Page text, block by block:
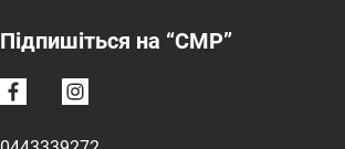
Підпишіться на “CMP”